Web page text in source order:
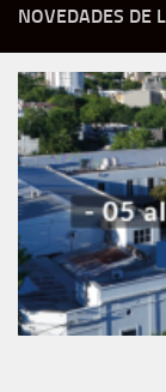
NOVEDADES DE